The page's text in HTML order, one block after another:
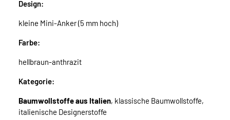
Design:
kleine Mini-Anker (5 mm hoch)
Farbe:
hellbraun-anthrazit
Kategorie:
Baumwollstoffe aus Italien, klassische Baumwollstoffe,
italienische Designerstoffe